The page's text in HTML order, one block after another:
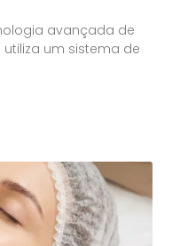
avançada de
um sistema de